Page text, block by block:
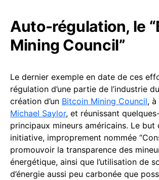
Auto-régulation, le
Mining Council”
Le dernier exemple en date de ces
régulation d’une partie de l’industrie
création d’un Bitcoin Mining Council, à
Michael Saylor, et réunissant
principaux mineurs américains. Le but
initiative, improprement nommée
promouvoir la transparence des
énergétique, ainsi que l’utilisation de
d’énergie aussi peu carbonée que